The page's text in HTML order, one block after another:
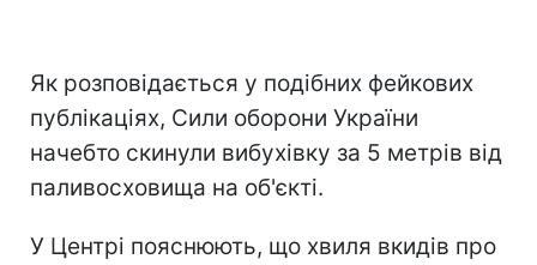
Як розповідається у подібних фейкових
публікаціях, Сили оборони України
начебто скинули вибухівку за 5 метрів від
паливосховища на об'єкті.
У Центрі пояснюють, що хвиля вкидів про